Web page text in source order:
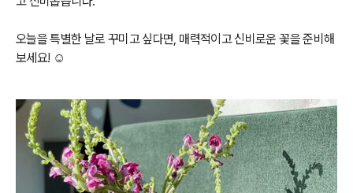
오늘을 특별한 날로 꾸미고 싶다면, 매력적이고 신비로운 꽃을 준비해
보세요! ☺️